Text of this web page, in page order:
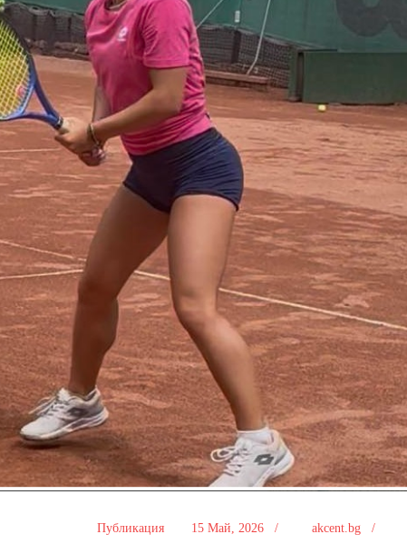
Публикация 15 Май, 2026 / akcent.bg /